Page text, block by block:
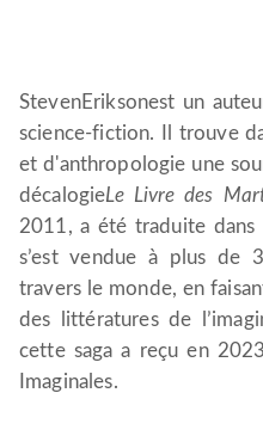
StevenEriksonest un
science-fiction. Il trouve
et d'anthropologie une
décalogieLe Livre des
2011, a été traduite dans
s’est vendue à plus de
travers le monde, en
des littératures de
cette saga a reçu en
Imaginales.